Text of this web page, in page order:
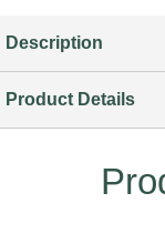
Description
Product Details